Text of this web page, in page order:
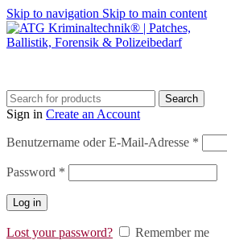
Skip to navigation Skip to main content
Search
Sign in Create an Account
Benutzername oder E-Mail-Adresse *
Password *
Log in
Lost your password?
Remember me